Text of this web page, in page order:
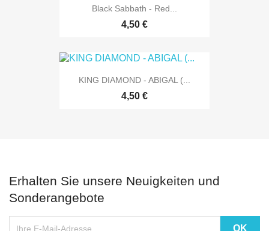
Black Sabbath - Red...
4,50 €
KING DIAMOND - ABIGAL (...
4,50 €
Erhalten Sie unsere Neuigkeiten und
Sonderangebote